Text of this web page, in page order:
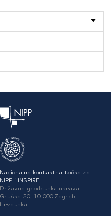
Nacionalna kontaktna točka za
NIPP i INSPIRE
Državna geodetska uprava
Gruška 20, 10 000 Zagreb,
Hrvatska